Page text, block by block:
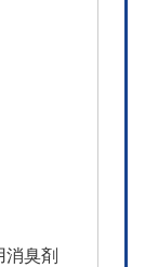
消臭剤